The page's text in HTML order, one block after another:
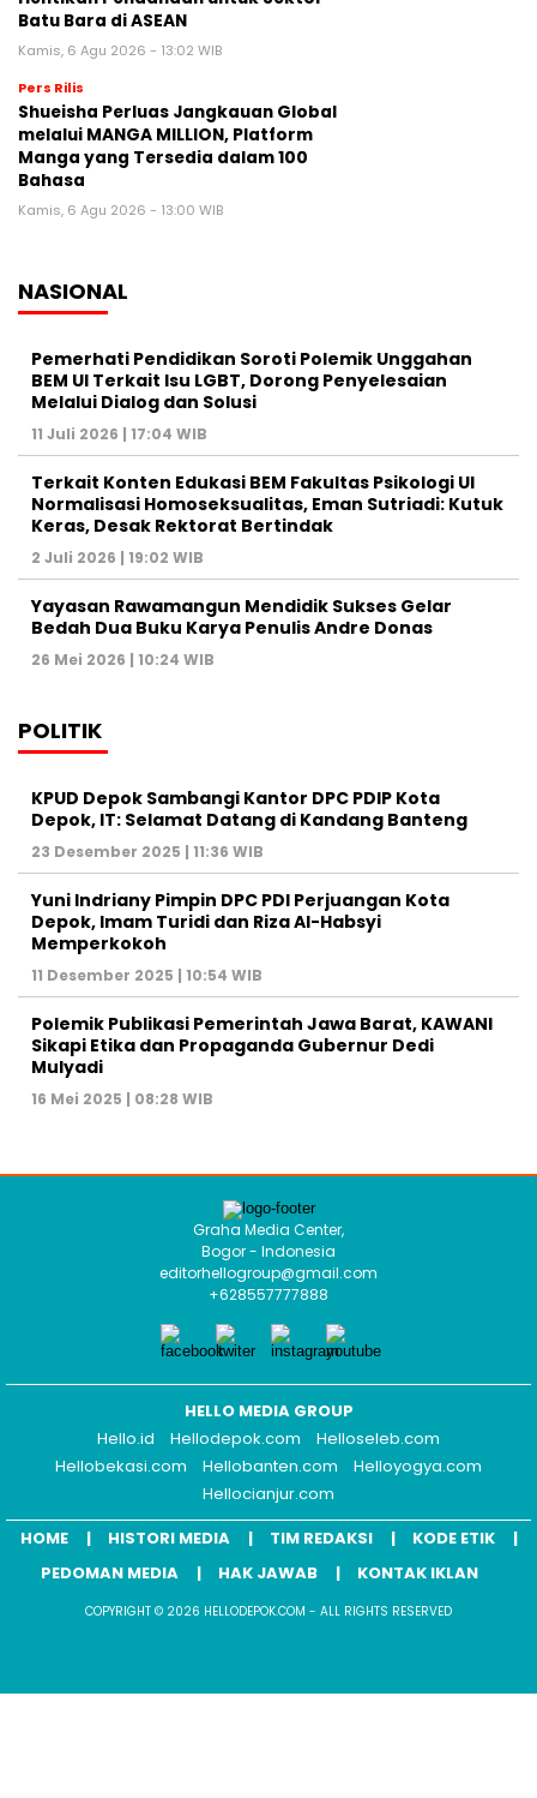
Batu Bara di ASEAN
Kamis, 6 Agu 2026 - 13:02 WIB
Pers Rilis
Shueisha Perluas Jangkauan Global
melalui MANGA MILLION, Platform
Manga yang Tersedia dalam 100
Bahasa
Kamis, 6 Agu 2026 - 13:00 WIB
NASIONAL
Pemerhati Pendidikan Soroti Polemik Unggahan
BEM UI Terkait Isu LGBT, Dorong Penyelesaian
Melalui Dialog dan Solusi
11 Juli 2026 | 17:04 WIB
Terkait Konten Edukasi BEM Fakultas Psikologi UI
Normalisasi Homoseksualitas, Eman Sutriadi: Kutuk
Keras, Desak Rektorat Bertindak
2 Juli 2026 | 19:02 WIB
Yayasan Rawamangun Mendidik Sukses Gelar
Bedah Dua Buku Karya Penulis Andre Donas
26 Mei 2026 | 10:24 WIB
POLITIK
KPUD Depok Sambangi Kantor DPC PDIP Kota
Depok, IT: Selamat Datang di Kandang Banteng
23 Desember 2025 | 11:36 WIB
Yuni Indriany Pimpin DPC PDI Perjuangan Kota
Depok, Imam Turidi dan Riza Al-Habsyi
Memperkokoh
11 Desember 2025 | 10:54 WIB
Polemik Publikasi Pemerintah Jawa Barat, KAWANI
Sikapi Etika dan Propaganda Gubernur Dedi
Mulyadi
16 Mei 2025 | 08:28 WIB
Graha Media Center,
Bogor - Indonesia
editorhellogroup@gmail.com
+628557777888
HELLO MEDIA GROUP
Hello.id
Hellodepok.com
Helloseleb.com
Hellobekasi.com
Hellobanten.com
Helloyogya.com
Hellocianjur.com
HOME
HISTORI MEDIA TIM REDAKSI
KODE ETIK
PEDOMAN MEDIA
HAK JAWAB KONTAK IKLAN
COPYRIGHT © 2026 HELLODEPOK.COM - ALL RIGHTS RESERVED